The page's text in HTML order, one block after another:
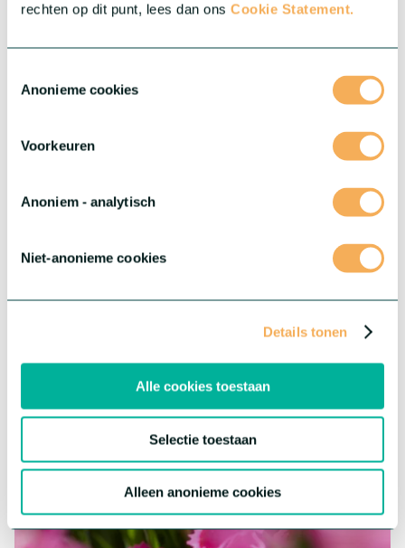
rechten op dit punt, lees dan ons Cookie Statement.
Anonieme cookies
Voorkeuren
Anoniem - analytisch
Niet-anonieme cookies
Details tonen
Alle cookies toestaan
Selectie toestaan
Alleen anonieme cookies
Con sus grandes y elegantes flores dobles, Flow
se presenta
con su belleza.
Más información sobre esta serie